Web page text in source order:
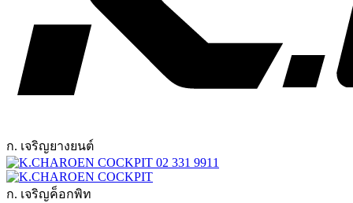
ก. เจริญยางยนต์
02 331 9911
ก. เจริญค็อกพิท